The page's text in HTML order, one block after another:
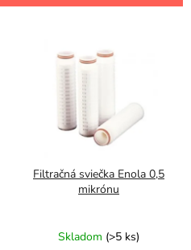
Filtračná sviečka Enola 0,5
mikrónu
Skladom (>5 ks)